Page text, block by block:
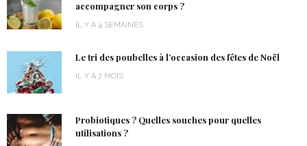
accompagner son corps ?
IL Y A 4 SEMAINES
Le tri des poubelles à l’occasion des fêtes de Noël
IL Y A 7 MOIS
Probiotiques ? Quelles souches pour quelles
utilisations ?